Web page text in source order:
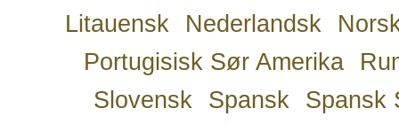
Litauensk
Nederlandsk
Portugisisk Sør Amerika
Slovensk
Spansk
Spansk